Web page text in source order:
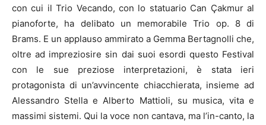
con cui il Trio Vecando, con lo statuario Can Çakmur al
pianoforte, ha delibato un memorabile Trio op. 8 di
Brams. E un applauso ammirato a Gemma Bertagnolli che,
oltre ad impreziosire sin dai suoi esordi questo Festival
con le sue preziose interpretazioni, è stata ieri
protagonista di un’avvincente chiacchierata, insieme ad
Alessandro Stella e Alberto Mattioli, su musica, vita e
massimi sistemi. Qui la voce non cantava, ma l’in-canto, la